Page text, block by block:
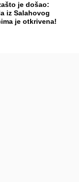
je došao:
iz Salahovog
je otkrivena!